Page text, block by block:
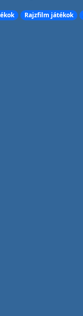
Rajzfilm játékok